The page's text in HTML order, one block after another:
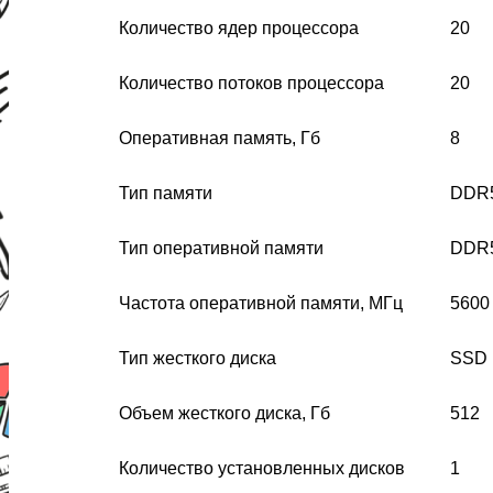
Количество ядер процессора 20
Количество потоков процессора 20
Оперативная память, Гб 8
Тип памяти
Тип оперативной памяти
Частота оперативной памяти, МГц 5600
Тип жесткого диска SSD
Объем жесткого диска, Гб 512
Количество установленных дисков 1